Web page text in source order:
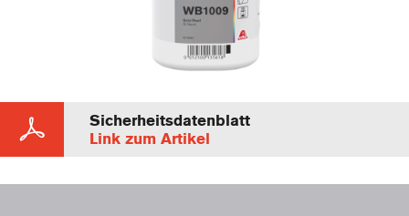
Sicherheitsdatenblatt
Link zum Artikel